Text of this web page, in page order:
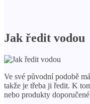
Jak ředit vodou
Ve své původní podobě
takže je třeba ji ředit. K
nebo produkty